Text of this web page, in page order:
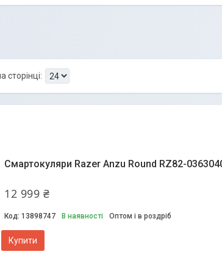
Смартокуляри Razer Anzu Round RZ82-
12 999 ₴
13898747 В наявності Оптом і в роздріб
Купити